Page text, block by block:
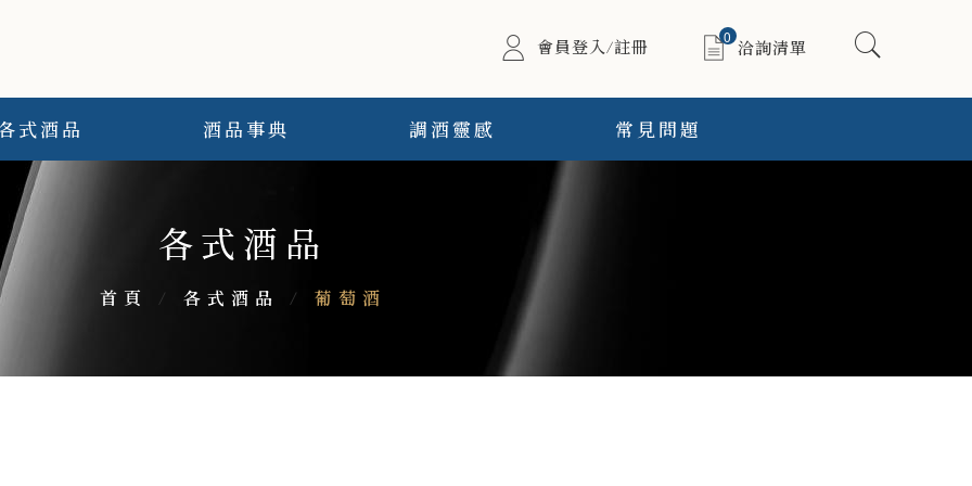
會員登入/註冊 0
洽詢清單
式酒品 酒品事典 調酒靈感 常見問題
各式酒品
首頁 / 各式酒品 / 葡萄酒